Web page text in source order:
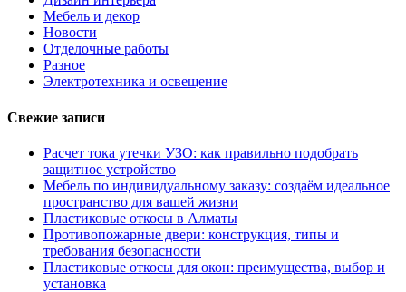
Мебель и декор
Новости
Отделочные работы
Разное
Электротехника и освещение
Свежие записи
Расчет тока утечки УЗО: как правильно подобрать
защитное устройство
Мебель по индивидуальному заказу: создаём идеальное
пространство для вашей жизни
Пластиковые откосы в Алматы
Противопожарные двери: конструкция, типы и
требования безопасности
Пластиковые откосы для окон: преимущества, выбор и
установка